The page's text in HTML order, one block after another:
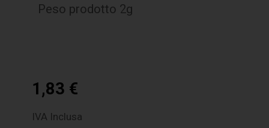
Peso prodotto 2g
1,83 €
IVA Inclusa